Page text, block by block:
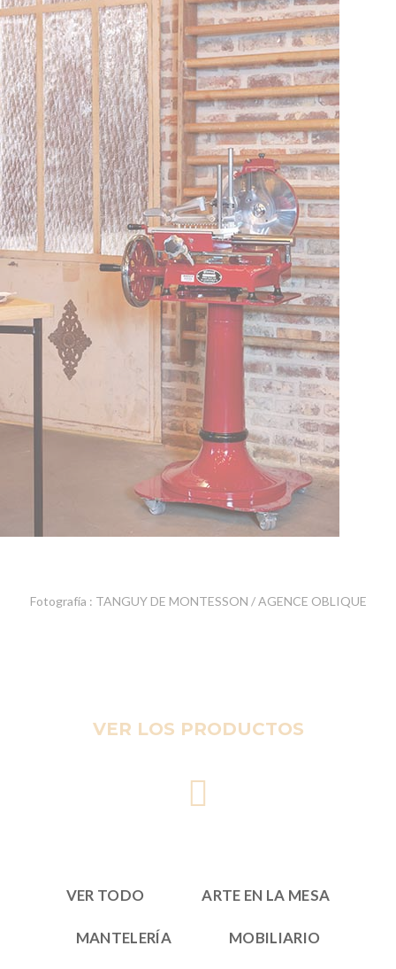
Fotografía : TANGUY DE MONTESSON / AGENCE OBLIQUE
VER LOS PRODUCTOS
VER TODO ARTE EN LA MESA
MANTELERÍA MOBILIARIO